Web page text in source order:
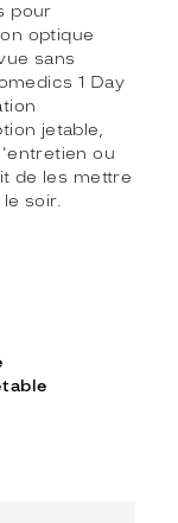
pour
optique
sans
1 Day
jetable,
ou
de les mettre
soir.